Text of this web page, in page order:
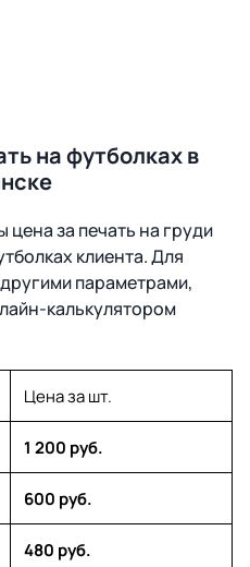
на футболках в
цена за печать на груди
клиента. Для
параметрами,
калькулятором
Цена за шт.
1 200 руб.
600 руб.
480 руб.